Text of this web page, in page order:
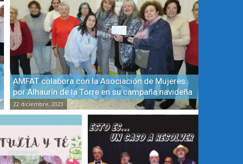
AMFAT colabora con la Asociación de Mujeres
por Alhaurín de la Torre en su campaña navideña
22 diciembre, 2023